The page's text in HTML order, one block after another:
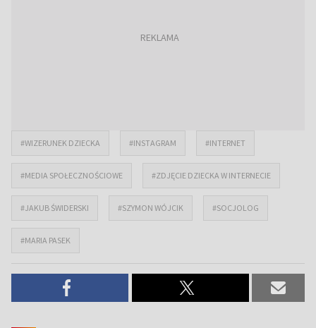
#WIZERUNEK DZIECKA #INSTAGRAM #INTERNET
#MEDIA SPOŁECZNOŚCIOWE #ZDJĘCIE DZIECKA W INTERNECIE
#JAKUB ŚWIDERSKI #SZYMON WÓJCIK #SOCJOLOG
#MARIA PASEK